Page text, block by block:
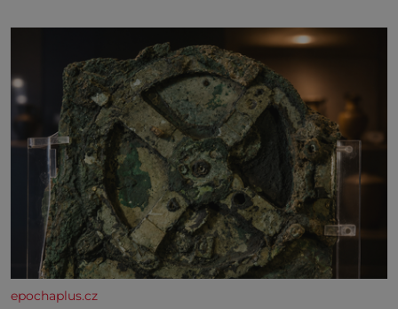
Tragédii o Macbethovi. Napsal ji pro krále Jakuba I.,
jenž v roce 1603 vystřídal
epochaplus.cz